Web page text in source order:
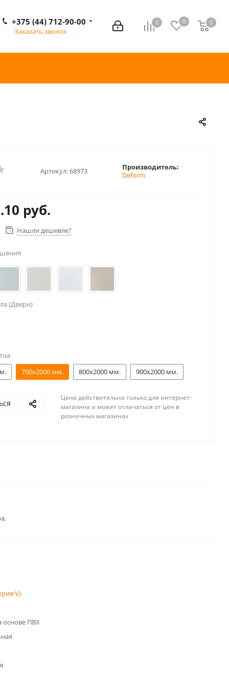
0 0 0
0
+375 (44) 712-90-00
Заказать звонок
Артикул:68973
Производитель:
Deform
руб.
Нашли дешевле?
(Двери)
700x2000 мм. 800x2000 мм. 900x2000 мм.
Цена действительна только для интернет-
магазина и может отличаться от цен в
розничных магазинах
V)
основе ПВХ